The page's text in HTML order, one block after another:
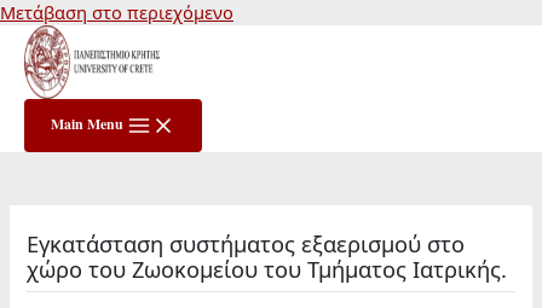
Μετάβαση στο περιεχόμενο
Main Menu
Εγκατάσταση συστήματος εξαερισμού στο
χώρο του Ζωοκομείου του Τμήματος Ιατρικής.